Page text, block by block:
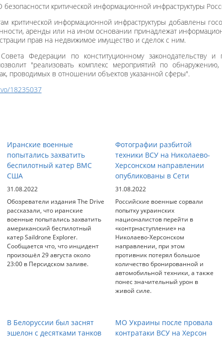
критической информационной инфраструктуры
критической информационной инфраструктуры добавлены
аренды или на ином основании принадлежат
прав на недвижимое имущество и сделок с ним.
Федерации по конституционному законодательству и
"реализовать комплекс мероприятий по
проводимых в отношении объектов указанной сферы".
18235037
Иранские военные
попытались захватить
беспилотный катер ВМС
США
31.08.2022
Обозреватели издания The Drive
рассказали, что иранские
военные попытались захватить
американский беспилотный
катер Saildrone Explorer.
Сообщается что, что инцидент
произошёл 29 августа около
23:00 в Персидском заливе.
Фотографии разбитой
техники ВСУ на Николаево-
Херсонском направлении
опубликованы в Сети
31.08.2022
Российские военные сорвали
попытку украинских
националистов перейти в
«контрнаступление» на
Николаево-Херсонском
направлении, при этом
противник потерял большое
количество бронированной и
автомобильной техники, а также
понес значительный урон в
живой силе.
В Белоруссии был заснят
эшелон с десятками танков
МО Украины после провала
контратаки ВСУ на Херсон